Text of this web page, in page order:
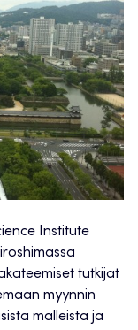
Institute
tutkijat
myynnin
malleista ja